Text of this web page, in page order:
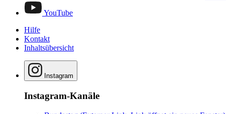
YouTube
Hilfe
Kontakt
Inhaltsübersicht
Instagram
Instagram-Kanäle